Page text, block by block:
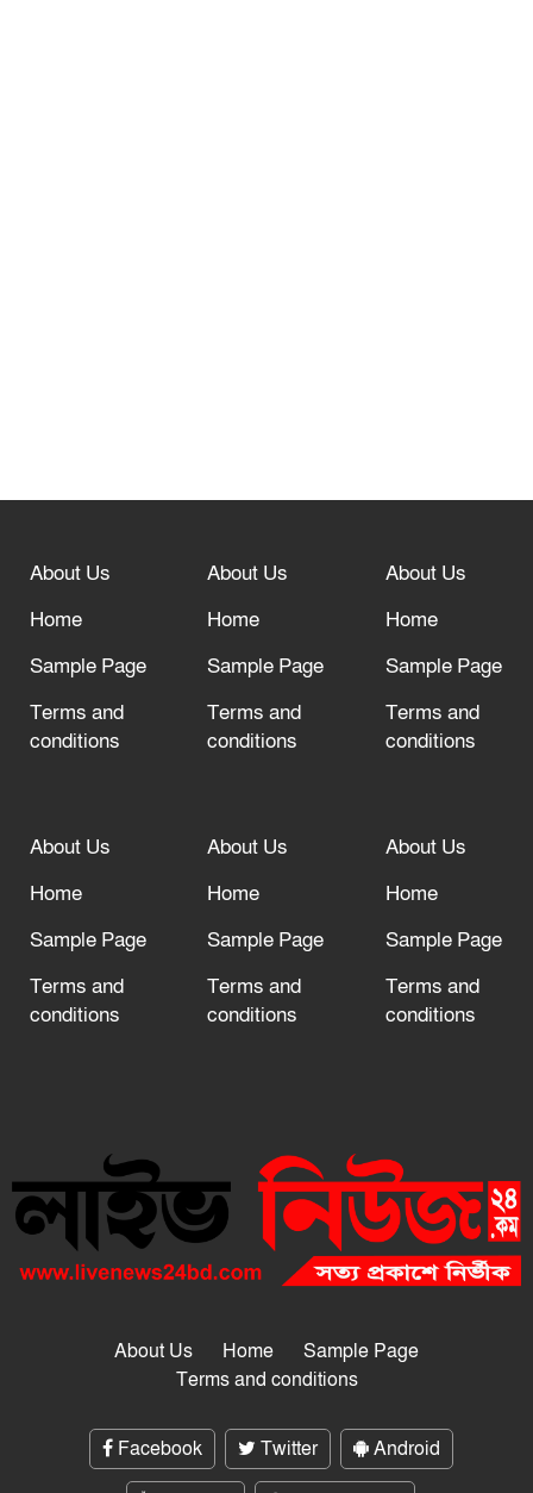
বিশ্ব ফুটবলের সর্বোচ্চ নিয়ন্ত্রক সংস্থার সাথে
দরজা খোলা রেখেছেন
About Us
Home
Sample Page
Terms and
conditions
About Us
Home
Sample Page
Terms and
conditions
About Us
Home
Sample Page
Terms and
conditions
About Us
Home
Sample Page
Terms and
conditions
About Us
Home
Sample Page
Terms and
conditions
About Us
Home
Sample Page
Terms and
conditions
About Us Home
Sample Page
Terms and conditions
Facebook Twitter
Android